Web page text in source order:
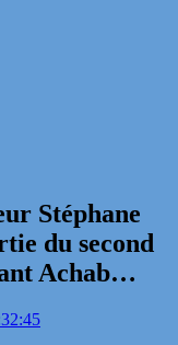
Stéphane
du second
Achab…